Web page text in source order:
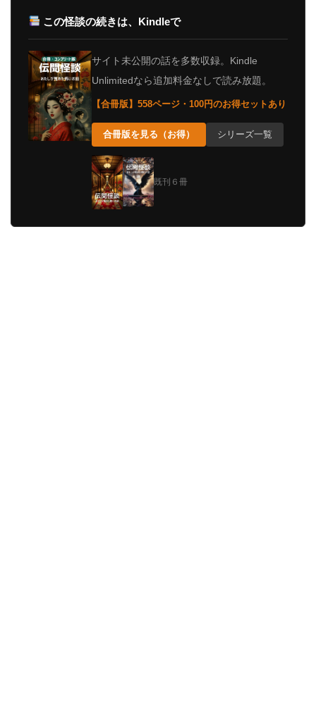
この怪談の続きは、Kindleで
サイト未公開の話を多数収録。Kindle
Unlimitedなら追加料金なしで読み放題。
【合冊版】558ページ・100円のお得セットあり
合冊版を見る（お得） シリーズ一覧
既刊６冊